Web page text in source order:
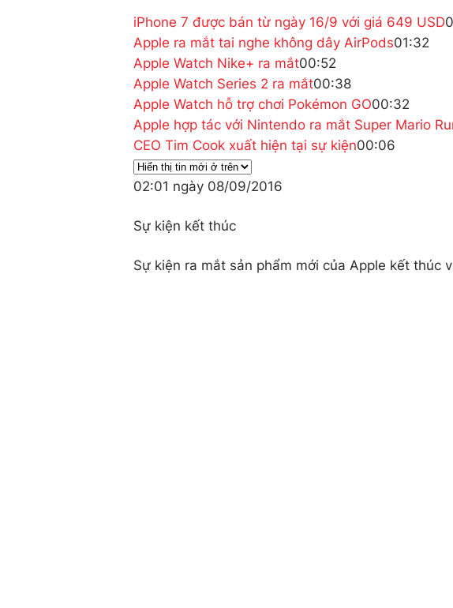
iPhone 7 được bán từ ngày 16/9 với giá 649 USD
Apple ra mắt tai nghe không dây AirPods01:32
Apple Watch Nike+ ra mắt00:52
Apple Watch Series 2 ra mắt00:38
Apple Watch hỗ trợ chơi Pokémon GO00:32
Apple hợp tác với Nintendo ra mắt Super Mario
CEO Tim Cook xuất hiện tại sự kiện00:06
02:01 ngày 08/09/2016
Sự kiện kết thúc
Sự kiện ra mắt sản phẩm mới của Apple kết thúc